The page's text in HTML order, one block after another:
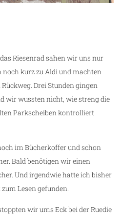
Riesenrad sahen wir uns nur
noch kurz zu Aldi und machten
Drei Stunden gingen
wir wussten nicht, wie streng die
Parkscheiben kontrolliert
im Bücherkoffer und schon
Bald benötigen wir einen
Und irgendwie hatte ich bisher
Lesen gefunden.
wir ums Eck bei der Ruedie